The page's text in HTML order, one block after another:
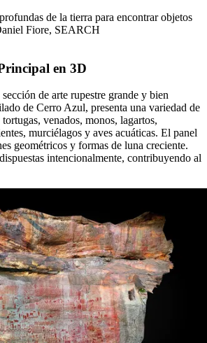
de la tierra para encontrar objetos
Fiore, SEARCH
en 3D
de arte rupestre grande y bien
de Cerro Azul, presenta una variedad de
venados, monos, lagartos,
murciélagos y aves acuáticas. El panel
geométricos y formas de luna creciente.
intencionalmente, contribuyendo al